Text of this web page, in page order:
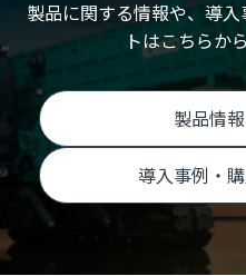
製品に関する情報や、導
トはこちらか
製品情
導入事例・